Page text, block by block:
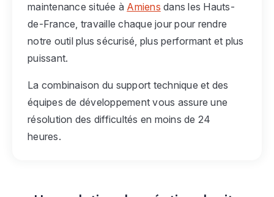
maintenance située à Amiens dans les Hauts-
de-France, travaille chaque jour pour rendre
notre outil plus sécurisé, plus performant et plus
puissant.
La combinaison du support technique et des
équipes de développement vous assure une
résolution des difficultés en moins de 24
heures.